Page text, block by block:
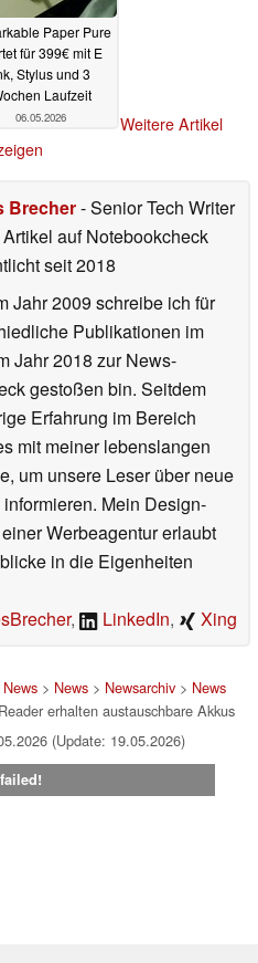
Paper Pure
für 399€ mit E
Stylus und 3
Laufzeit
06.05.2026
Weitere Artikel
Brecher- Senior Tech Writer
auf Notebookcheck
seit 2018
Jahr 2009 schreibe ich für
Publikationen im
Jahr 2018 zur News-
gestoßen bin. Seitdem
Erfahrung im Bereich
mit meiner lebenslangen
um unsere Leser über neue
Mein Design-
Werbeagentur erlaubt
in die Eigenheiten
, LinkedIn, Xing
> News> Newsarchiv> News
erhalten austauschbare Akkus
(Update: 19.05.2026)